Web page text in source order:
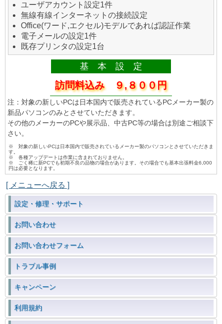
ユーザアカウント設定1件
無線有線インターネットの接続設定
Office(ワード,エクセル)モデルであれば認証作業
電子メールの設定1件
既存プリンタの設定1台
基 本 設 定
訪問料込み ９,８００円
注：対象の新しいPCは日本国内で販売されているPCメーカー製の
新品パソコンのみとさせていただきます。
その他のメーカーのPCや展示品、中古PC等の場合は別途ご相談下
さい。
※ 対象の新しいPCは日本国内で販売されているメーカー製のパソコンとさせていただきま
す。
※ 各種アップデートは作業に含まれておりません。
※ ごく稀に新PCでも初期不良の品物の場合があります。その場合でも基本出張料金6,000
円は必要となります。
[ メニューへ戻る ]
設定・修理・サポート
お問い合わせ
お問い合わせフォーム
トラブル事例
キャンペーン
利用規約